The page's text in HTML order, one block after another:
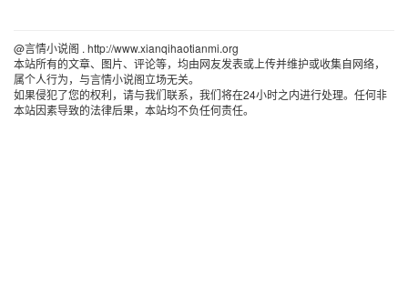
@言情小说阁 . http://www.xianqihaotianmi.org
本站所有的文章、图片、评论等，均由网友发表或上传并维护或收集自网络，
属个人行为，与言情小说阁立场无关。
如果侵犯了您的权利，请与我们联系，我们将在24小时之内进行处理。任何非
本站因素导致的法律后果，本站均不负任何责任。